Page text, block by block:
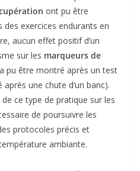
ont pu être
exercices endurants en
aucun effet positif d’un
sur les marqueurs de
pu être montré après un test
une chute d’un banc).
ce type de pratique sur les
de poursuivre les
protocoles précis et
ambiante.